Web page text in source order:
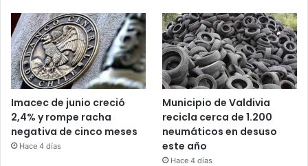
Imacec de junio creció
2,4% y rompe racha
negativa de cinco meses
Hace 4 días
Municipio de Valdivia
recicla cerca de 1.200
neumáticos en desuso
este año
Hace 4 días